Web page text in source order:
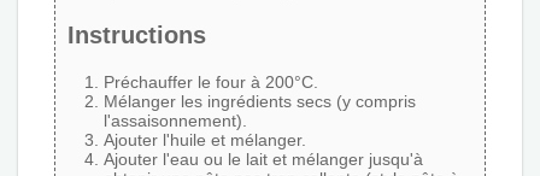
Instructions
Préchauffer le four à 200°C.
Mélanger les ingrédients secs (y compris
l'assaisonnement).
Ajouter l'huile et mélanger.
Ajouter l'eau ou le lait et mélanger jusqu'à